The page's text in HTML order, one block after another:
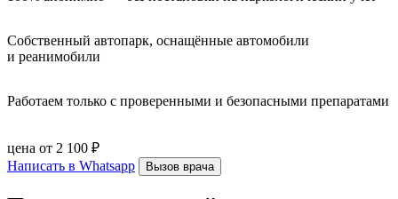
Собственный автопарк, оснащённые автомобили
и реанимобили
Работаем только с проверенными и безопасными препаратами
цена от 2 100 ₽
Написать в Whatsapp
Вызов врача